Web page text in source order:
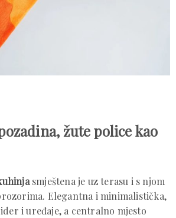
žute police kao
smještena je uz terasu i s njom
Elegantna i minimalistička,
i uređaje, a centralno mjesto